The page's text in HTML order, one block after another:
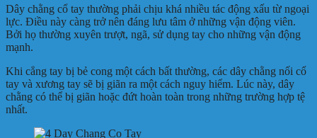
Dây chằng cổ tay thường phải chịu khá nhiều tác động xấu từ ngoại
lực. Điều này càng trở nên đáng lưu tâm ở những vận động viên.
Bởi họ thường xuyên trượt, ngã, sử dụng tay cho những vận động
mạnh.
Khi cẳng tay bị bẻ cong một cách bất thường, các dây chằng nối cổ
tay và xương tay sẽ bị giãn ra một cách nguy hiểm. Lúc này, dây
chằng có thể bị giãn hoặc đứt hoàn toàn trong những trường hợp tệ
nhất.